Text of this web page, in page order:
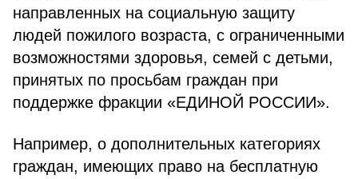
направленных на социальную защиту
людей пожилого возраста, с ограниченными
возможностями здоровья, семей с детьми,
принятых по просьбам граждан при
поддержке фракции «ЕДИНОЙ РОССИИ».
Например, о дополнительных категориях
граждан, имеющих право на бесплатную